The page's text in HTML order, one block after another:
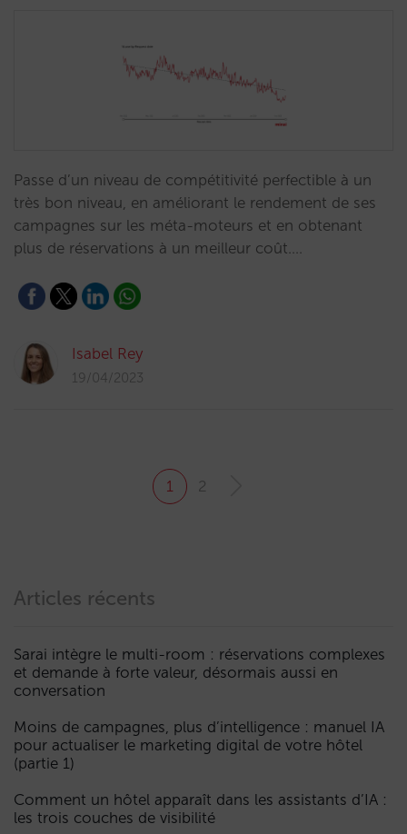
Passe d’un niveau de compétitivité perfectible à un
très bon niveau, en améliorant le rendement de ses
campagnes sur les méta-moteurs et en obtenant
plus de réservations à un meilleur coût.…
Isabel Rey
19/04/2023
1 2
Articles récents
Sarai intègre le multi-room : réservations complexes
et demande à forte valeur, désormais aussi en
conversation
Moins de campagnes, plus d’intelligence : manuel IA
pour actualiser le marketing digital de votre hôtel
(partie 1)
Comment un hôtel apparaît dans les assistants d’IA :
les trois couches de visibilité